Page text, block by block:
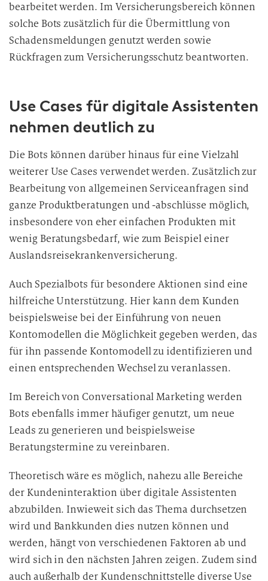
bearbeitet werden. Im Versicherungsbereich können
solche Bots zusätzlich für die Übermittlung von
Schadensmeldungen genutzt werden sowie
Rückfragen zum Versicherungsschutzbeantworten.
Use Cases für digitale Assistenten
nehmen deutlich zu
Die Bots können darüber hinaus für eine Vielzahl
weiterer Use Cases verwendet werden. Zusätzlich zur
Bearbeitung von allgemeinen Serviceanfragen sind
ganze Produktberatungen und -abschlüsse möglich,
insbesondere von eher einfachen Produkten mit
wenig Beratungsbedarf, wie zum Beispiel einer
Auslandsreisekrankenversicherung.
Auch Spezialbots für besondere Aktionen sind eine
hilfreiche Unterstützung. Hier kann dem Kunden
beispielsweise bei der Einführung von neuen
Kontomodellen die Möglichkeit gegeben werden, das
für ihn passende Kontomodell zu identifizieren und
einen entsprechenden Wechsel zu veranlassen.
Im Bereich von Conversational Marketing werden
Bots ebenfalls immer häufiger genutzt, um neue
Leads zu generieren und beispielsweise
Beratungstermine zu vereinbaren.
Theoretisch wäre es möglich, nahezu alle Bereiche
der Kundeninteraktion über digitale Assistenten
abzubilden. Inwieweit sich das Thema durchsetzen
wird und Bankkunden dies nutzen können und
werden, hängt von verschiedenen Faktoren ab und
wird sich in den nächsten Jahren zeigen. Zudem sind
auch außerhalb der Kundenschnittstelle diverse Use